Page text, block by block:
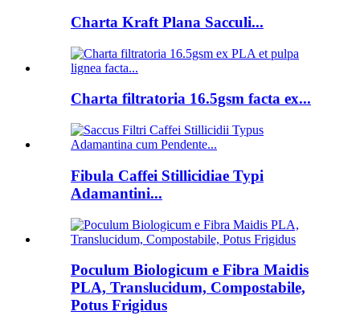
Charta Kraft Plana Sacculi...
Charta filtratoria 16.5gsm facta ex...
Fibula Caffei Stillicidiae Typi
Adamantini...
Poculum Biologicum e Fibra Maidis
PLA, Translucidum, Compostabile,
Potus Frigidus